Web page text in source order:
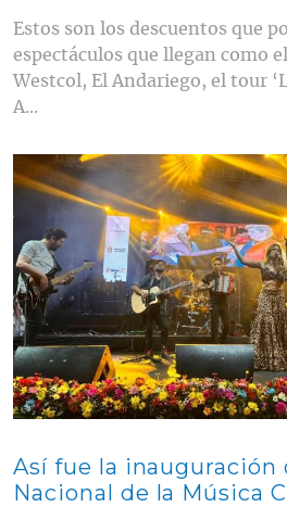
Estos son los descuentos que
espectáculos que llegan como
Westcol, El Andariego, el tour
A...
Contenido multimedia principal
Así fue la inauguración
Nacional de la Música